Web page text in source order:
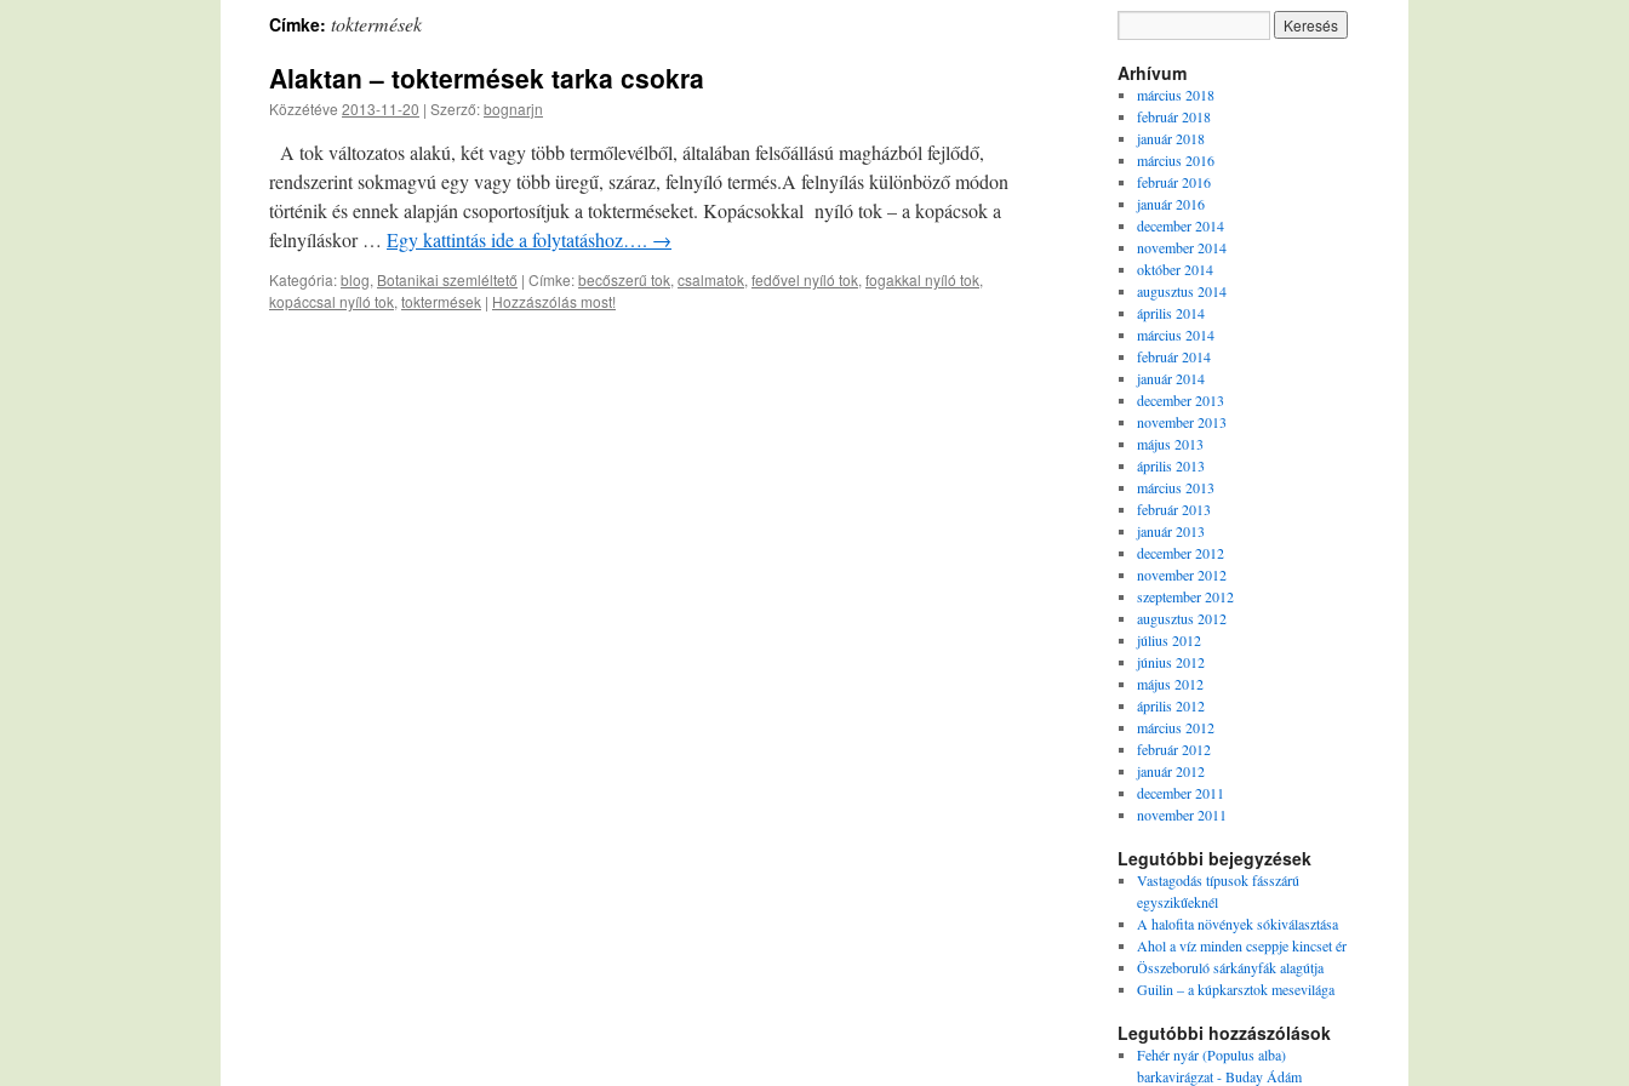
Címke: toktermések
Alaktan – toktermések tarka csokra
Közzétéve 2013-11-20 | Szerző:bognarjn
A tok változatos alakú, két vagy több termőlevélből, általában felsőállású magházból fejlődő,
rendszerint sokmagvú egy vagy több üregű, száraz, felnyíló termés.A felnyílás különböző módon
történik és ennek alapján csoportosítjuk a tokterméseket. Kopácsokkal nyíló tok – a kopácsok a
felnyíláskor … Egy kattintás ide a folytatáshoz…. →
Kategória:blog, Botanikai szemléltető | Címke:becőszerű tok, csalmatok, fedővel nyíló tok, fogakkal nyíló tok,
kopáccsal nyíló tok, toktermések | Hozzászólás most!
Arhívum
március 2018
február 2018
január 2018
március 2016
február 2016
január 2016
december 2014
november 2014
október 2014
augusztus 2014
április 2014
március 2014
február 2014
január 2014
december 2013
november 2013
május 2013
április 2013
március 2013
február 2013
január 2013
december 2012
november 2012
szeptember 2012
augusztus 2012
július 2012
június 2012
május 2012
április 2012
március 2012
február 2012
január 2012
december 2011
november 2011
Legutóbbi bejegyzések
Vastagodás típusok fásszárú
egyszikűeknél
A halofita növények sókiválasztása
Ahol a víz minden cseppje kincset ér
Összeboruló sárkányfák alagútja
Guilin – a kúpkarsztok mesevilága
Legutóbbi hozzászólások
Fehér nyár (Populus alba)
barkavirágzat - Buday Ádám